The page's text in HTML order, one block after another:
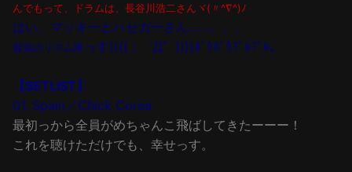
んでもって、ドラムは、長谷川浩二さんヾ(〃^∇^)ﾉ
はい、マッキーとハセガーさん……。。。
最強のリズム隊っす((((；゜Д゜))))ｶﾞｸｶﾞｸﾌﾞﾙﾌﾞﾙ。
【SETLIST】
01. Spain／Chick Corea
最初っから全員がめちゃんこ飛ばしてきたーーー！
これを聴けただけでも、幸せっす。